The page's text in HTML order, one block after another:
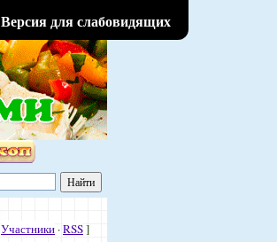
Версия для слабовидящих
Участники ·RSS]